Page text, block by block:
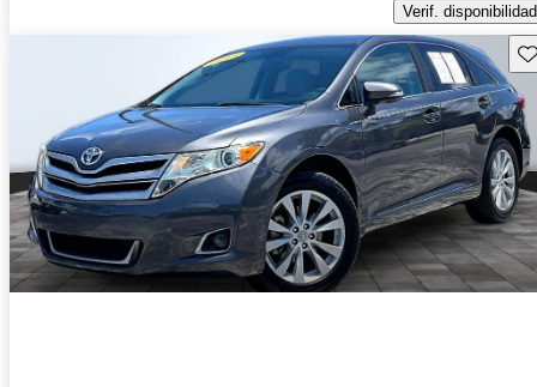
Verif. disponibilidad